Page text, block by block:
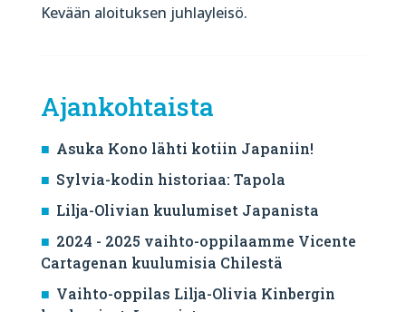
Kevään aloituksen juhlayleisö.
Ajankohtaista
Asuka Kono lähti kotiin Japaniin!
Sylvia-kodin historiaa: Tapola
Lilja-Olivian kuulumiset Japanista
2024 - 2025 vaihto-oppilaamme Vicente
Cartagenan kuulumisia Chilestä
Vaihto-oppilas Lilja-Olivia Kinbergin